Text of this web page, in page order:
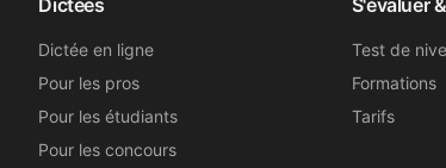
Dictées
Dictée en ligne
Pour les pros
Pour les étudiants
Pour les concours
S'évaluer
Test de
Formations
Tarifs